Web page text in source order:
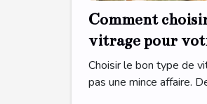
Comment
vitrage pour
Choisir le bon type de
pas une mince affaire.